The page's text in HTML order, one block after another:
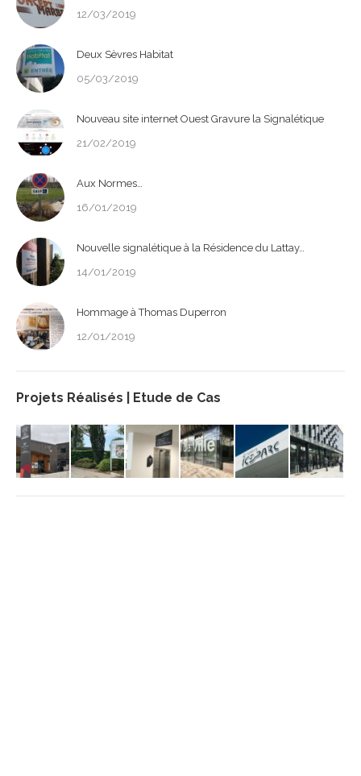
12/03/2019
Deux Sèvres Habitat
05/03/2019
Nouveau site internet Ouest Gravure la Signalétique
21/02/2019
Aux Normes…
16/01/2019
Nouvelle signalétique à la Résidence du Lattay…
14/01/2019
Hommage à Thomas Duperron
12/01/2019
Projets Réalisés | Etude de Cas